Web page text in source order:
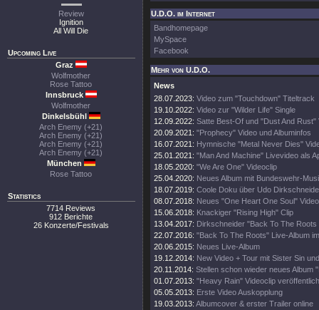
Review
Ignition
All Will Die
Upcoming Live
Graz
Wolfmother
Rose Tattoo
Innsbruck
Wolfmother
Dinkelsbühl
Arch Enemy (+21)
Arch Enemy (+21)
Arch Enemy (+21)
Arch Enemy (+21)
München
Rose Tattoo
Statistics
7714 Reviews
912 Berichte
26 Konzerte/Festivals
U.D.O. im Internet
Bandhomepage
MySpace
Facebook
Mehr von U.D.O.
News
28.07.2023: Video zum "Touchdown" Titeltrack
19.10.2022: Video zur "Wilder Life" Single
12.09.2022: Satte Best-Of und "Dust And Rust"
20.09.2021: "Prophecy" Video und Albuminfos
16.07.2021: Hymnische "Metal Never Dies"
25.01.2021: "Man And Machine" Livevideo als
18.05.2020: "We Are One" Videoclip
25.04.2020: Neues Album mit Bundeswehr-
18.07.2019: Coole Doku über Udo
08.07.2018: Neues "One Heart One Soul" Video
15.06.2018: Knackiger "Rising High" Clip
13.04.2017: Dirkschneider "Back To The Roots
22.07.2016: "Back To The Roots" Live-Album
20.06.2015: Neues Live-Album
19.12.2014: New Video + Tour mit Sister Sin
20.11.2014: Stellen schon wieder neues Album
01.07.2013: "Heavy Rain" Videoclip
05.05.2013: Erste Video Auskopplung
19.03.2013: Albumcover & erster Trailer online